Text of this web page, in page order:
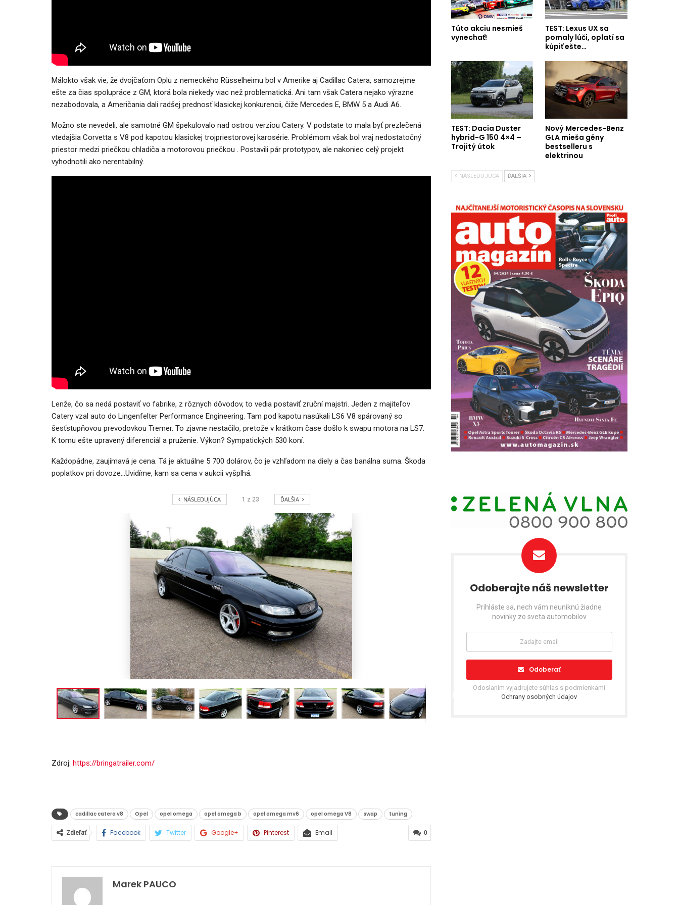
Málokto však vie, že dvojčaťom Oplu z nemeckého Rüsselheimu bol v Amerike aj Cadillac Catera, samozrejme
ešte za čias spolupráce z GM, ktorá bola niekedy viac než problematická. Ani tam však Catera nejako výrazne
nezabodovala, a Američania dali radšej prednosť klasickej konkurencii, čiže Mercedes E, BMW 5 a Audi A6.
Možno ste nevedeli, ale samotné GM špekulovalo nad ostrou verziou Catery. V podstate to mala byť prezlečená
vtedajšia Corvetta s V8 pod kapotou klasickej trojpriestorovej karosérie. Problémom však bol vraj nedostatočný
priestor medzi priečkou chladiča a motorovou priečkou . Postavili pár prototypov, ale nakoniec celý projekt
vyhodnotili ako nerentabilný.
Lenže, čo sa nedá postaviť vo fabrike, z rôznych dôvodov, to vedia postaviť zruční majstri. Jeden z majiteľov
Catery vzal auto do Lingenfelter Performance Engineering. Tam pod kapotu nasúkali LS6 V8 spárovaný so
šesťstupňovou prevodovkou Tremer. To zjavne nestačilo, pretože v krátkom čase došlo k swapu motora na LS7.
K tomu ešte upravený diferenciál a pruženie. Výkon? Sympatických 530 koní.
Každopádne, zaujímavá je cena. Tá je aktuálne 5 700 dolárov, čo je vzhľadom na diely a čas banálna suma. Škoda
poplatkov pri dovoze…Uvidíme, kam sa cena v aukcii vyšplhá.
NÁSLEDUJÚCA 1 z 23 ĎALŠIA
Zdroj: https://bringatrailer.com/
cadillac catera v8 Opel opel omega opel omega b opel omega mv6 opel omega V8 swap tuning
0
Zdieľať Facebook Twitter Google+ Pinterest Email
Marek PAUCO
Túto akciu nesmieš
vynechať!
TEST: Lexus UX sa
pomaly lúči, oplatí sa
kúpiť ešte…
TEST: Dacia Duster
hybrid-G 150 4×4 –
Trojitý útok
Nový Mercedes-Benz
GLA mieša gény
bestselleru s
elektrinou
NÁSLEDUJÚCA ĎALŠIA
Odoberajte náš newsletter
Prihláste sa, nech vám neuniknú žiadne
novinky zo sveta automobilov
Odoberať
Odoslaním vyjadrujete súhlas s podmienkami
Ochrany osobných údajov